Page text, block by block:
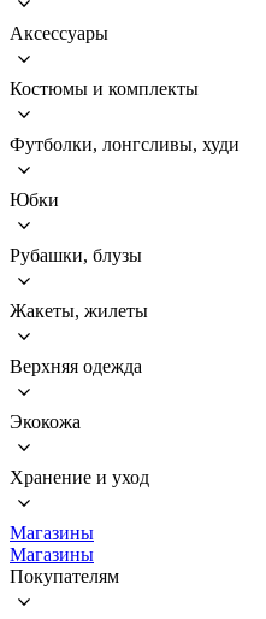
Аксессуары
Костюмы и комплекты
Футболки, лонгсливы, худи
Юбки
Рубашки, блузы
Жакеты, жилеты
Верхняя одежда
Экокожа
Хранение и уход
Магазины
Магазины
Покупателям